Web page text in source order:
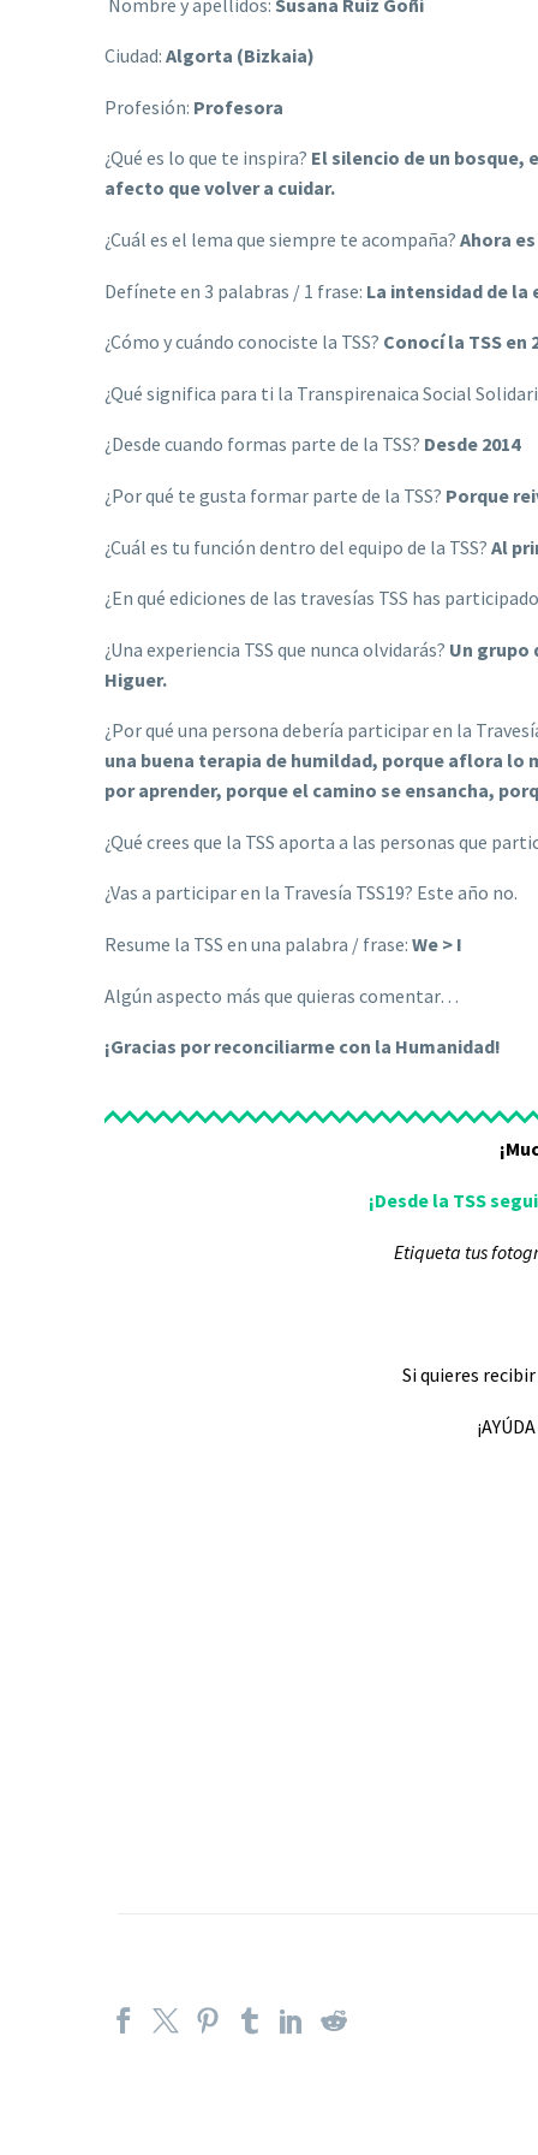
Ciudad: Algorta (Bizkaia)
Profesión: Profesora
¿Qué es lo que te inspira? El silencio de un bosque,
afecto que volver a cuidar.
¿Cuál es el lema que siempre te acompaña? Ahora
Defínete en 3 palabras / 1 frase: La intensidad de la
¿Cómo y cuándo conociste la TSS? Conocí la TSS
¿Qué significa para ti la Transpirenaica Social
¿Desde cuando formas parte de la TSS? Desde 2014
¿Por qué te gusta formar parte de la TSS? Porque
¿Cuál es tu función dentro del equipo de la TSS? Al
¿En qué ediciones de las travesías TSS has
¿Una experiencia TSS que nunca olvidarás? Un grupo
Higuer.
¿Por qué una persona debería participar en la
una buena terapia de humildad, porque aflora lo
por aprender, porque el camino se ensancha,
¿Qué crees que la TSS aporta a las personas que
¿Vas a participar en la Travesía TSS19? Este año no.
Resume la TSS en una palabra / frase: We > I
Algún aspecto más que quieras comentar…
¡Gracias por reconciliarme con la Humanidad!
¡Desde la TSS
Etiqueta tus
Si quieres